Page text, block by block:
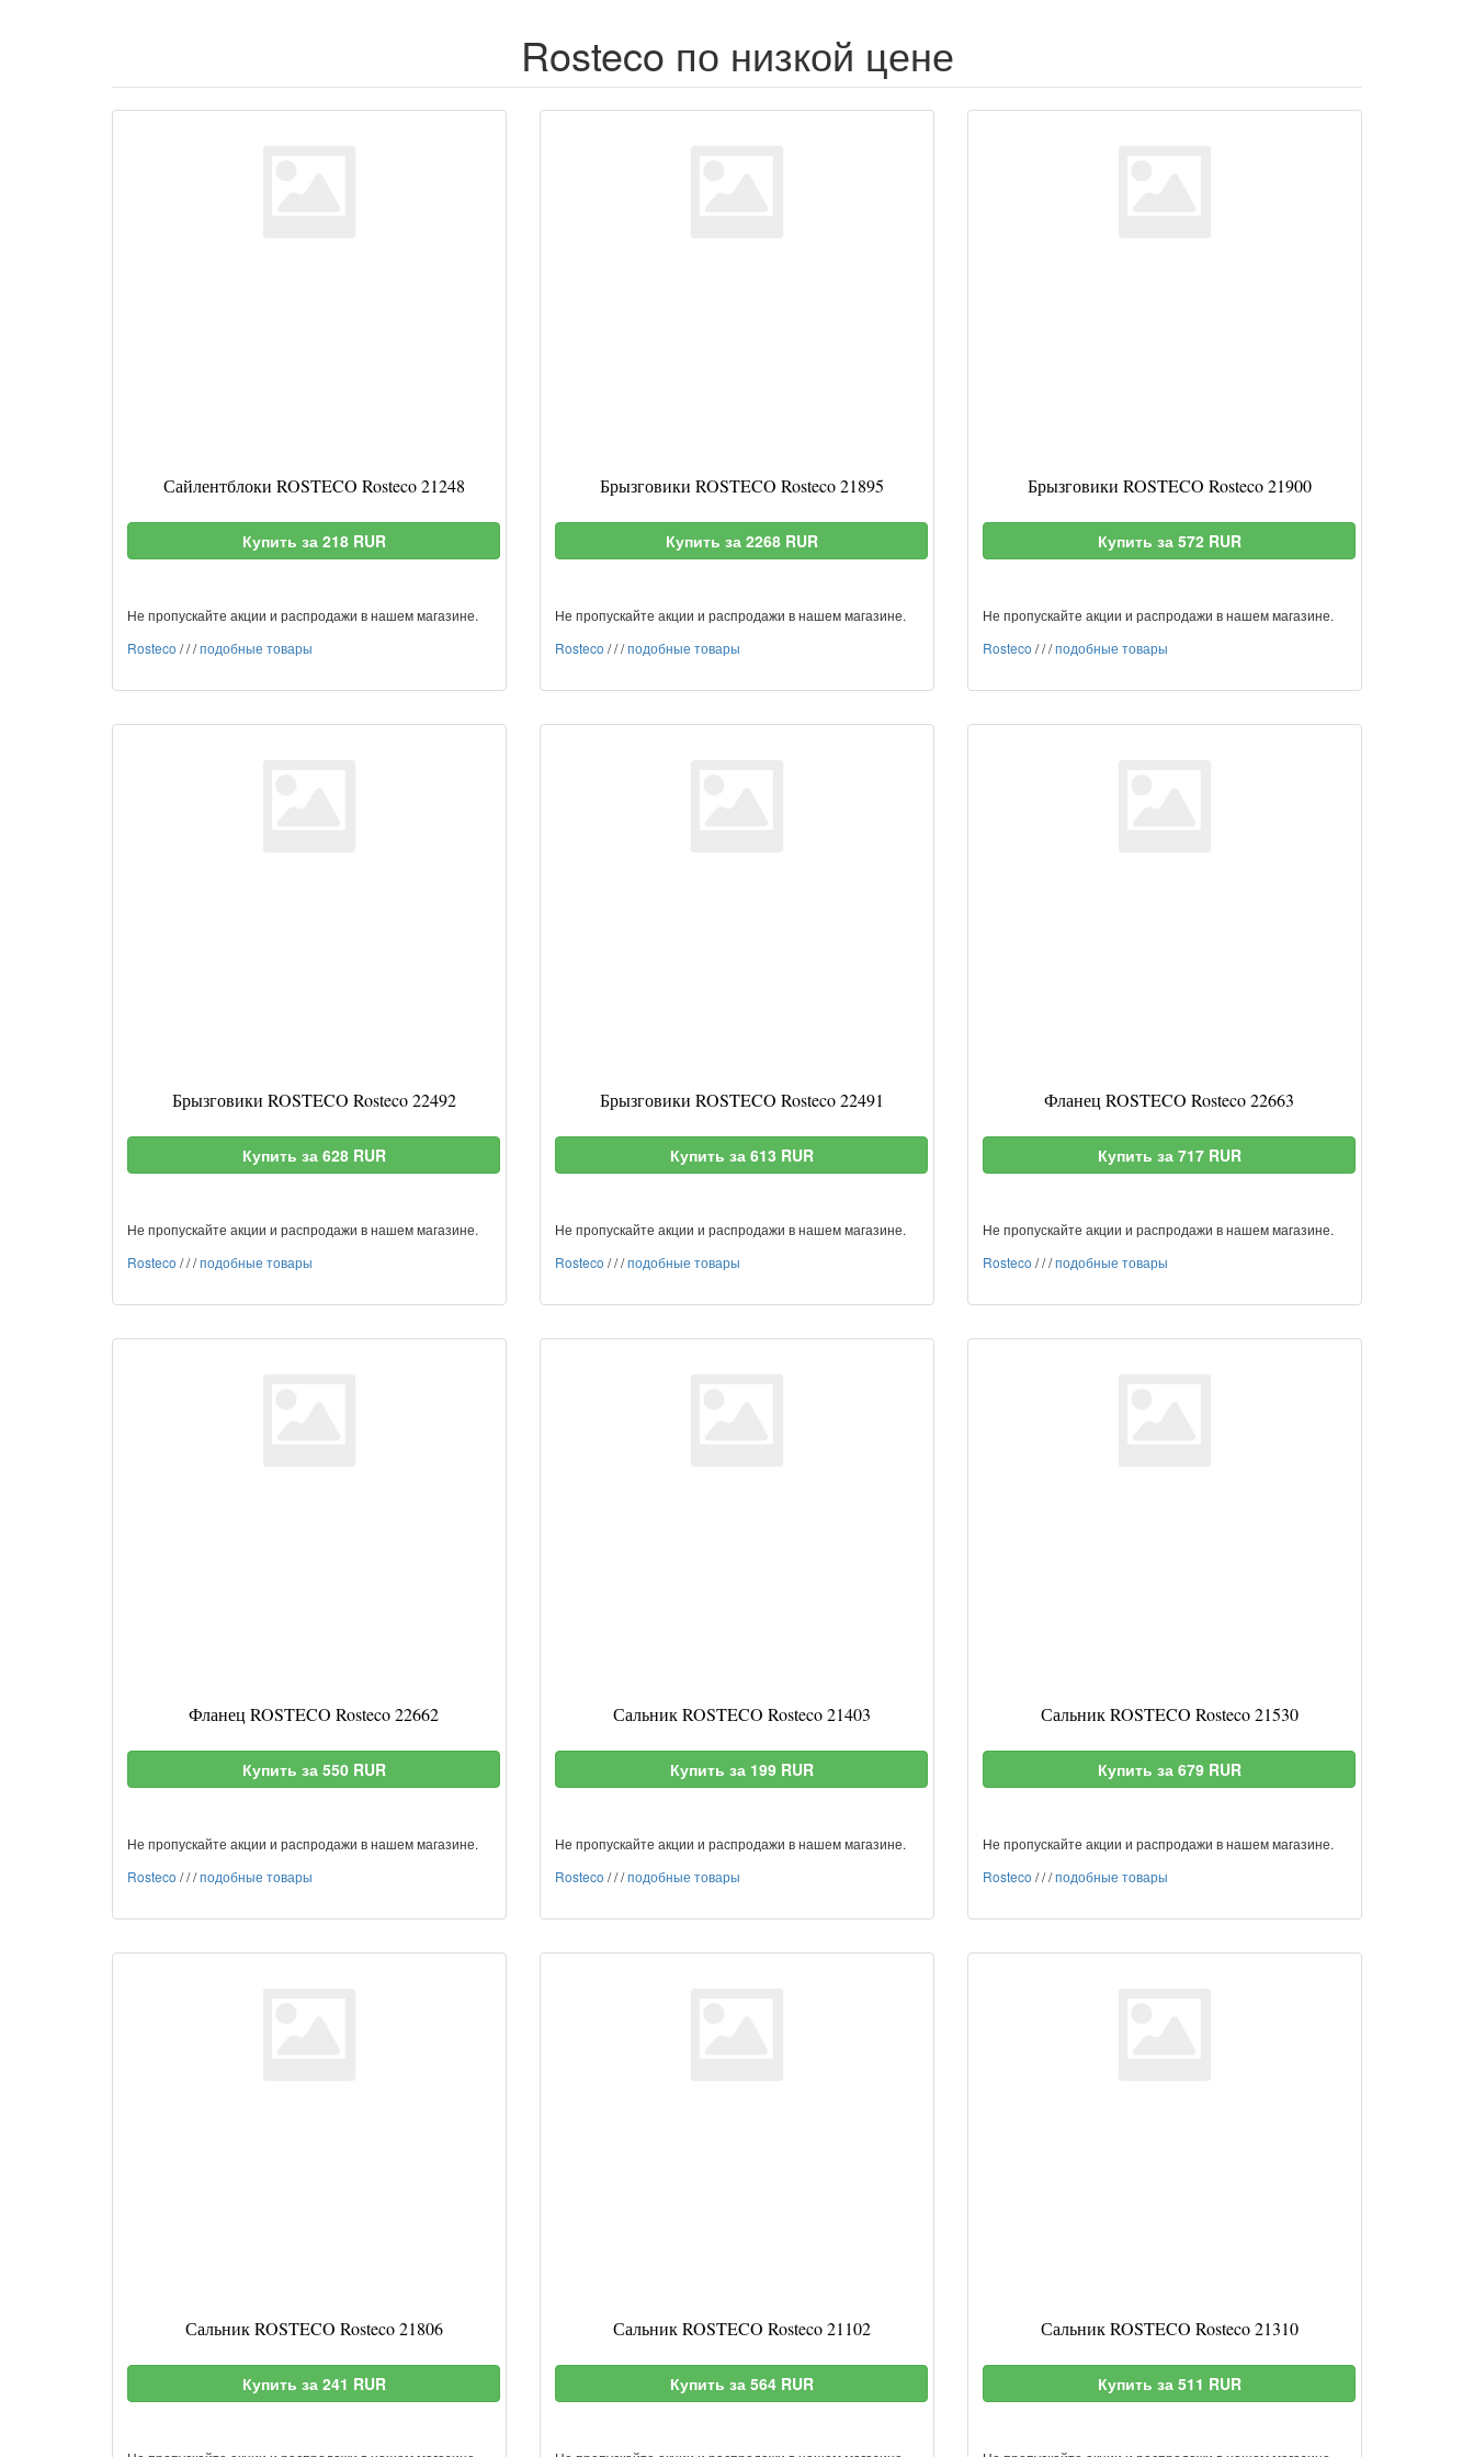
Rosteco по низкой цене
Сайлентблоки ROSTECO Rosteco 21248
Купить за 218 RUR
Не пропускайте акции и распродажи в нашем магазине.
Rosteco ///подобные товары
Брызговики ROSTECO Rosteco 21895
Купить за 2268 RUR
Не пропускайте акции и распродажи в нашем магазине.
Rosteco ///подобные товары
Брызговики ROSTECO Rosteco 21900
Купить за 572 RUR
Не пропускайте акции и распродажи в нашем магазине.
Rosteco ///подобные товары
Брызговики ROSTECO Rosteco 22492
Купить за 628 RUR
Не пропускайте акции и распродажи в нашем магазине.
Rosteco ///подобные товары
Брызговики ROSTECO Rosteco 22491
Купить за 613 RUR
Не пропускайте акции и распродажи в нашем магазине.
Rosteco ///подобные товары
Фланец ROSTECO Rosteco 22663
Купить за 717 RUR
Не пропускайте акции и распродажи в нашем магазине.
Rosteco ///подобные товары
Фланец ROSTECO Rosteco 22662
Купить за 550 RUR
Не пропускайте акции и распродажи в нашем магазине.
Rosteco ///подобные товары
Сальник ROSTECO Rosteco 21403
Купить за 199 RUR
Не пропускайте акции и распродажи в нашем магазине.
Rosteco ///подобные товары
Сальник ROSTECO Rosteco 21530
Купить за 679 RUR
Не пропускайте акции и распродажи в нашем магазине.
Rosteco ///подобные товары
Сальник ROSTECO Rosteco 21806
Купить за 241 RUR
Сальник ROSTECO Rosteco 21102
Купить за 564 RUR
Сальник ROSTECO Rosteco 21310
Купить за 511 RUR